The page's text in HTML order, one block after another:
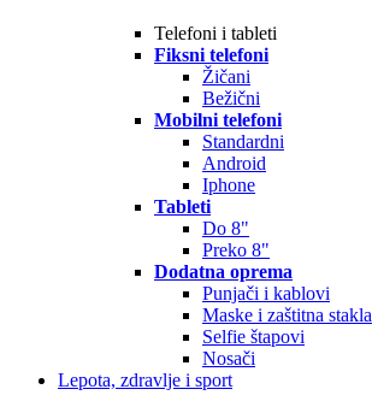
Telefoni i tableti
Fiksni telefoni
Žičani
Bežični
Mobilni telefoni
Standardni
Android
Iphone
Tableti
Do 8"
Preko 8"
Dodatna oprema
Punjači i kablovi
Maske i zaštitna stakla
Selfie štapovi
Nosači
Lepota, zdravlje i sport